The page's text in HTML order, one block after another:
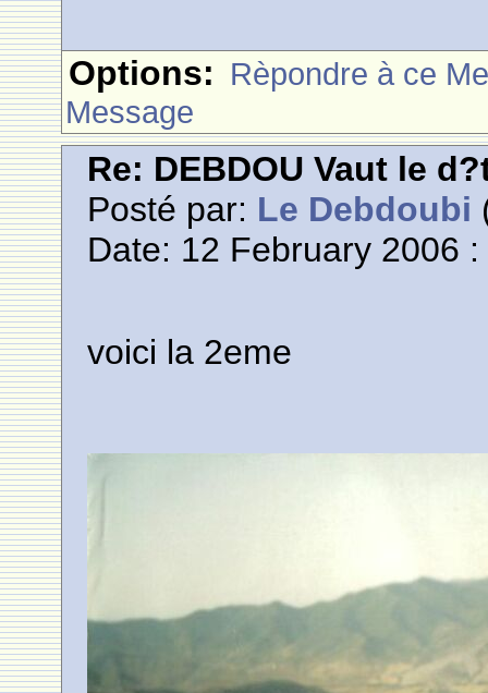
Options: Rèpondre à ce
Message
Re: DEBDOU Vaut le
Posté par: Le Debdoubi
Date: 12 February 2006
voici la 2eme